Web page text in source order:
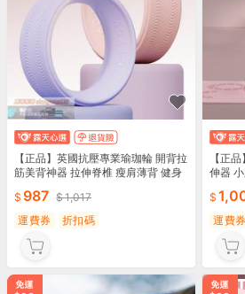
【正品】英國抗壓專業瑜珈輪 開背拉
筋美背神器 拉伸脊椎 瘦肩薄背 健身
止駝背
987
1,017
運費券
折扣碼
【正
伸器
身燃脂
運費券